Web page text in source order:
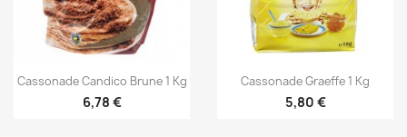
Anteprima
Cassonade Candico Brune 1 Kg
6,78 €
Anteprima
Cassonade Graeffe 1 Kg
5,80 €